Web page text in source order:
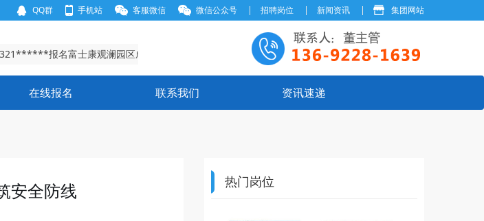
QQ群 手机站 客服微信 微信公众号 招聘岗位 新闻资讯 集团网站
报名富士康观澜园区成
报名富士康龙华园区成
报名富士康龙华园区成
在线报名 联系我们 资讯速递
安全防线 热门岗位